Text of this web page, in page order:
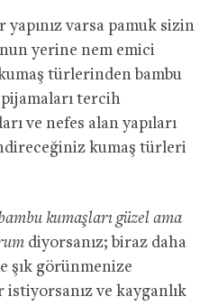
varsa pamuk sizin
yerine nem emici
türlerinden bambu
tercih
ve nefes alan yapıları
kumaş türleri
kumaşları güzel ama
diyorsanız; biraz daha
şık görünmenize
istiyorsanız ve kayganlık